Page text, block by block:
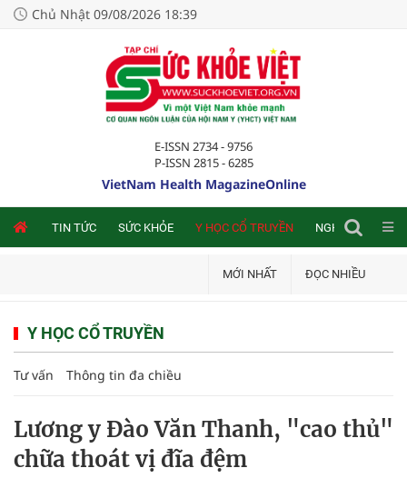
Chủ Nhật 09/08/2026 18:39
E-ISSN 2734 - 9756
P-ISSN 2815 - 6285
VietNam Health MagazineOnline
TIN TỨC SỨC KHỎE Y HỌC CỔ TRUYỀN NGHIÊN CỨU
MỚI NHẤT ĐỌC NHIỀU
Y HỌC CỔ TRUYỀN
Tư vấn Thông tin đa chiều
Lương y Đào Văn Thanh, "cao thủ"
chữa thoát vị đĩa đệm